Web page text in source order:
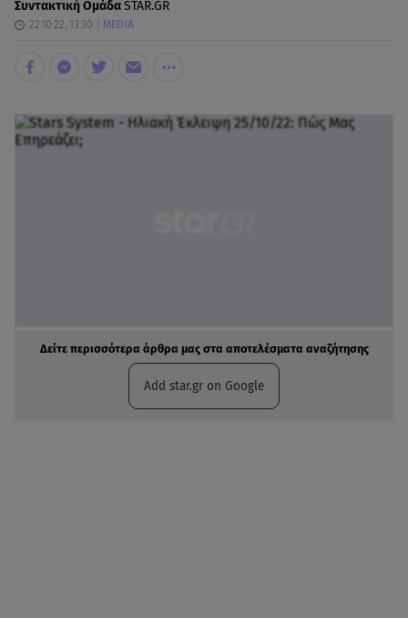
Συντακτική ΟμάδαSTAR.GR
22.10.22, 13:30 MEDIA
Δείτε περισσότερα άρθρα μας στα αποτελέσματα αναζήτησης
Add star.gr on Google